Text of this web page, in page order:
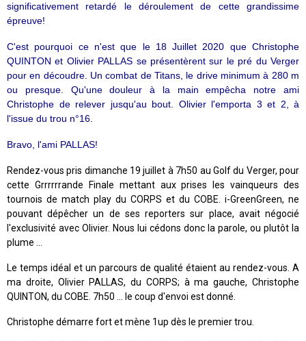
significativement retardé le déroulement de cette grandissime
épreuve!
C'est pourquoi ce n'est que le 18 Juillet 2020 que Christophe
QUINTON et Olivier PALLAS se présentèrent sur le pré du Verger
pour en découdre. Un combat de Titans, le drive minimum à 280 m
ou presque. Qu'une douleur à la main empêcha notre ami
Christophe de relever jusqu'au bout. Olivier l'emporta 3 et 2, à
l'issue du trou n°16.
Bravo, l'ami PALLAS!
Rendez-vous pris dimanche 19 juillet à 7h50 au Golf du Verger, pour
cette Grrrrrrande Finale mettant aux prises les vainqueurs des
tournois de match play du CORPS et du COBE. i-GreenGreen, ne
pouvant dépêcher un de ses reporters sur place, avait négocié
l'exclusivité avec Olivier. Nous lui cédons donc la parole, ou plutôt la
plume ...
Le temps idéal et un parcours de qualité étaient au rendez-vous. A
ma droite, Olivier PALLAS, du CORPS; à ma gauche, Christophe
QUINTON, du COBE. 7h50 ... le coup d'envoi est donné.
Christophe démarre fort et mène 1up dès le premier trou.